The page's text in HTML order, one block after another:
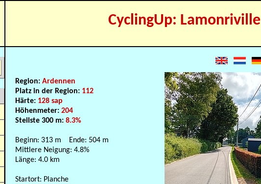
CyclingUp: Lamonriville
Region:Ardennen
Platz in der Region: 112
Härte: 128 sap
Höhenmeter:204
Steilste 300 m:8.3%
Beginn: 313 m Ende: 504 m
Mittlere Neigung: 4.8%
Länge: 4.0 km
Startort: Planche